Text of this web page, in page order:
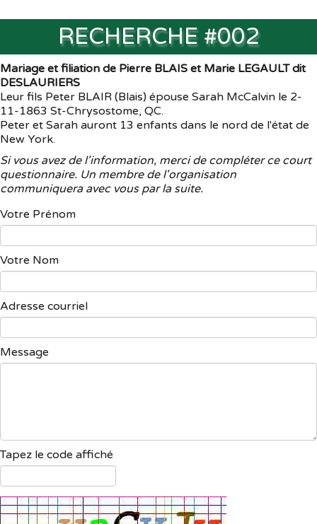
RECHERCHE #002
Mariage et filiation de Pierre BLAIS et Marie LEGAULT dit
DESLAURIERS
Leur fils Peter BLAIR (Blais) épouse Sarah McCalvin le 2-
11-1863 St-Chrysostome, QC.
Peter et Sarah auront 13 enfants dans le nord de l'état de
New York.
Si vous avez de l'information, merci de compléter ce court
questionnaire. Un membre de l'organisation
communiquera avec vous par la suite.
Votre Prénom
Votre Nom
Adresse courriel
Message
Tapez le code affiché